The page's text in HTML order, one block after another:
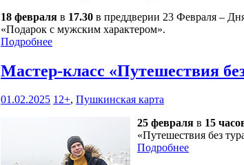
18 февраля в 17.30 в преддверии 23 Февраля –
«Подарок с мужским характером».
Подробнее
Мастер-класс «Путешествия
01.02.2025 12+, Пушкинская карта
25 февраля в 15
«Путешествия без
Подробнее